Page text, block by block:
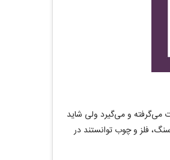
می‌گرفته و می‌گیرد ولی شاید
فلز و چوب توانستند در